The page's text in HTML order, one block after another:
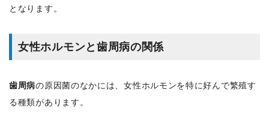
となります。
女性ホルモンと歯周病の関係
歯周病の原因菌のなかには、女性ホルモンを特に好んで繁殖す
る種類があります。